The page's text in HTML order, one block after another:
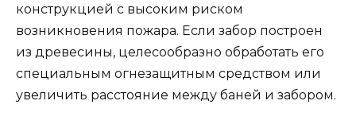
конструкцией с высоким риском
возникновения пожара. Если забор построен
из древесины, целесообразно обработать его
специальным огнезащитным средством или
увеличить расстояние между баней и забором.